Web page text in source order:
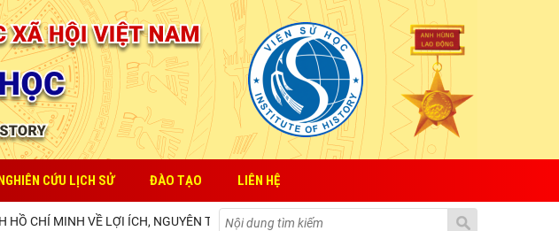
CỨU LỊCH SỬ ĐÀO TẠO LIÊN HỆ
MINH VỀ LỢI ÍCH, NGUYÊN TẮC, BẢN CHẤT, CÁCH THỨC TỔ CHỨC VÀ QUẢN LÝ CỦA NHÀ NƯỚC